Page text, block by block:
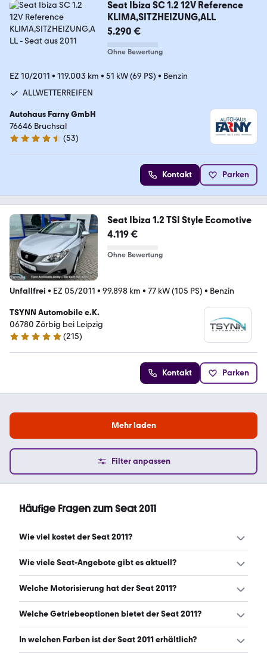
Seat Ibiza SC 1.2 12V Reference
KLIMA,SITZHEIZUNG,ALL
5.290 €
Ohne Bewertung
EZ 10/2011 • 119.003 km • 51 kW (69 PS) • Benzin
ALLWETTERREIFEN
Autohaus Farny GmbH
76646 Bruchsal
4.7 Sterne
(53)
Kontakt Parken
Seat Ibiza 1.2 TSI Style Ecomotive
4.119 €
Ohne Bewertung
Unfallfrei • EZ 05/2011 • 99.898 km • 77 kW (105 PS) • Benzin
TSYNN Automobile e.K.
06780 Zörbig bei Leipzig
5 Sterne
(215)
Kontakt Parken
Mehr laden
Filter anpassen
Häufige Fragen zum Seat 2011
Wie viel kostet der Seat 2011?
Ein guter Preis für einen Seat 2011 liegt zwischen 2.800 €
Wie viele Seat-Angebote gibt es aktuell?
Es gibt insgesamt 692 Seat bei mobile.de, davon 692
Welche Motorisierung hat der Seat 2011?
Der Seat 2011 hat Leistungen zwischen 69 und 179 PS.
Welche Getriebeoptionen bietet der Seat 2011?
Der Seat 2011 ist mit manuellem, automatischem und
In welchen Farben ist der Seat 2011 erhältlich?